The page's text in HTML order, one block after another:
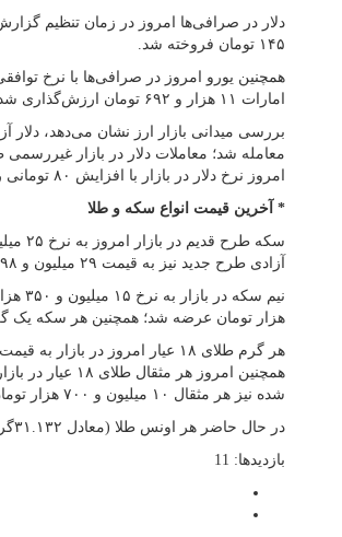
۱۴۵ تومان فروخته شد.
امارات ۱۱ هزار و ۶۹۲ تومان ارزش‌گذاری شد.
معامله شد؛ معاملات دلار در بازار
امروز نرخ دلار در بازار با افزایش ۸۰ تومانی روبرو شد.
* آخرین قیمت انواع سکه و طلا
آزادی طرح جدید نیز به قیمت ۲۹ میلیون و ۱۹۸ هزار تومان معامله شد.
هزار تومان عرضه شد؛ همچنین هر سکه یک گرمی به نرخ ۵ میلیون و ۷۵۰
شده نیز هر مثقال ۱۰ میلیون و ۷۰۰ هزار تومان بوده است.
در حال حاضر هر اونس طلا (معادل ۳۱.۱۳۲گرم)، ۲۰۵۳ دلار است.
بازدیدها: 11